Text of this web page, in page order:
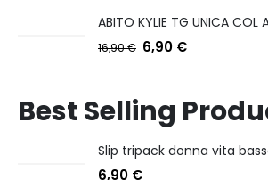
ABITO KYLIE TG UNICA COL
16,90€ 6,90 €
Best Selling
6,90 €